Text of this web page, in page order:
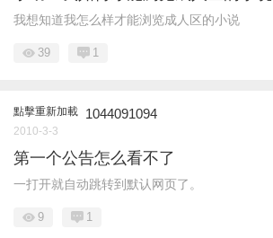
我想知道我怎么样才能浏览成人区的小说
39 1
點擊重新加載 1044091094
2010-3-3
第一个公告怎么看不了
一打开就自动跳转到默认网页了。
9 1